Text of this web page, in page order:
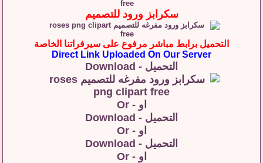
سكرابز ورود للتصميم
التحميل برابط مباشر مرفوع على سيرفراتنا الخاصة
Direct Link Uploaded On Our Server
التحميل - Download
او - Or
التحميل - Download
او - Or
التحميل - Download
او - Or